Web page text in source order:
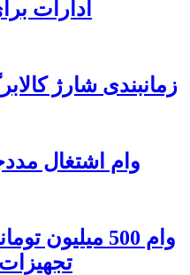
ادارات
زمانبندی شارژ
وام اشتغال
وام 500